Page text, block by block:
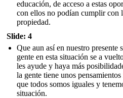
educación, de acceso a estas
con ellos no podían cumplir con
propiedad.
Slide: 4
Que aun así en nuestro presente
gente en esta situación se a
les ayude y haya más
la gente tiene unos
que todos somos iguales y
situación.